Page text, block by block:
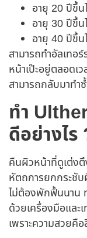
อายุ 20 ปีขึ้
อายุ 30 ปีขึ้
อายุ 40 ปีขึ้
สามารถทำอัลเทอ
หน้าเป๊ะอยู่ตลอดเ
สามารถกลับมาทำ
ทำ
ดีอย่างไร
คืนผิวหน้าที่ดูเต่ง
หัตถการยกกระชั
ไม่ต้องพักฟื้นนาน
ด้วยเครื่องมือแล
เพราะความสวย